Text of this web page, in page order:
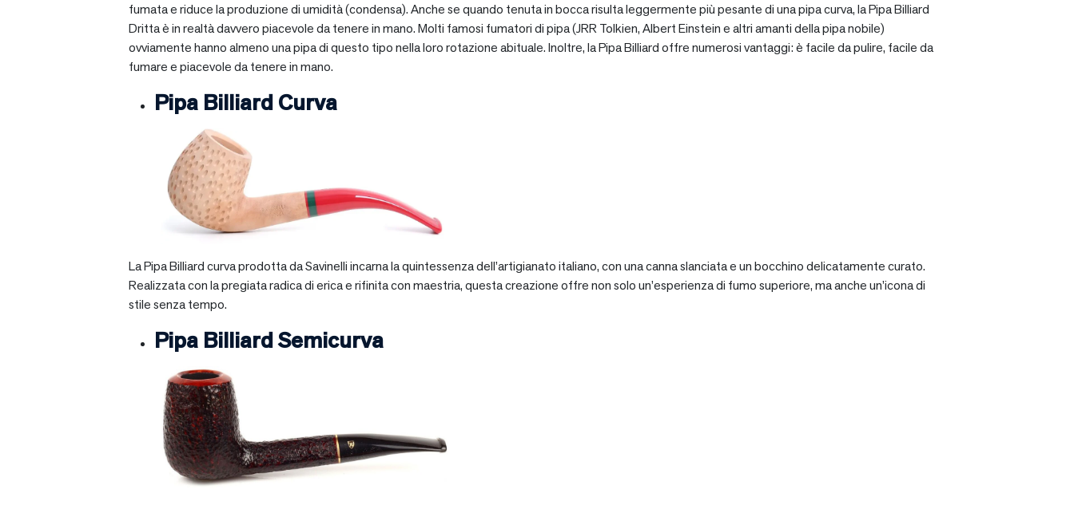
fumata e riduce la produzione di umidità (condensa). Anche se quando tenuta in bocca risulta leggermente più pesante di una pipa curva, la Pipa Billiard
Dritta è in realtà davvero piacevole da tenere in mano. Molti famosi fumatori di pipa (JRR Tolkien, Albert Einstein e altri amanti della pipa nobile)
ovviamente hanno almeno una pipa di questo tipo nella loro rotazione abituale. Inoltre, la Pipa Billiard offre numerosi vantaggi: è facile da pulire, facile da
fumare e piacevole da tenere in mano.
Pipa Billiard Curva
La Pipa Billiard curva prodotta da Savinelli incarna la quintessenza dell’artigianato italiano, con una canna slanciata e un bocchino delicatamente curato.
Realizzata con la pregiata radica di erica e rifinita con maestria, questa creazione offre non solo un’esperienza di fumo superiore, ma anche un’icona di
stile senza tempo.
Pipa Billiard Semicurva